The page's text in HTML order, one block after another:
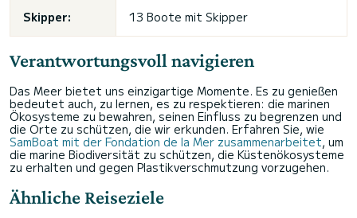
Skipper: 13 Boote mit Skipper
Verantwortungsvoll navigieren
Das Meer bietet uns einzigartige Momente. Es zu genießen
bedeutet auch, zu lernen, es zu respektieren: die marinen
Ökosysteme zu bewahren, seinen Einfluss zu begrenzen und
die Orte zu schützen, die wir erkunden. Erfahren Sie, wie
SamBoat mit der Fondation de la Mer zusammenarbeitet, um
die marine Biodiversität zu schützen, die Küstenökosysteme
zu erhalten und gegen Plastikverschmutzung vorzugehen.
Ähnliche Reiseziele